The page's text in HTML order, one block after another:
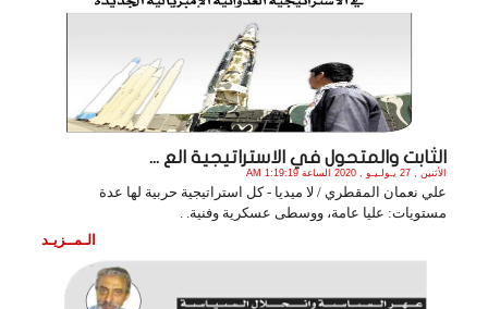
الثابت والمتحول في الاستراتيجية الع ...
الأثنين , 27 يـولـيـو , 2020 الساعة 1:19:19 AM
علي نعمان المقطري / لا ميديا - كل استراتيجية حربية لها عدة
مستويات: عليا عامة، ووسطى عسكرية وفنية. .
الـمــزيـد